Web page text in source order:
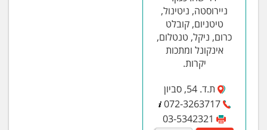
ניירוסטה, ניטינול,
טיטניום, קובלט
כרום, ניקל, טנטלום,
אינקונל ומתכות
יקרות.
ת.ד. 54, סביון
072-3263717
03-5342321